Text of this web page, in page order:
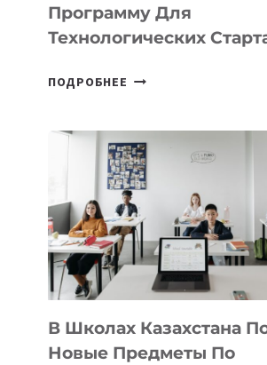
Программу Для
Технологических
ПОДРОБНЕЕ ОТКРЫТ
DEAL
VELOCITY
BY
MOST
—
МЕЖДУНАРОДНУЮ
ПРОГРАММУ
ДЛЯ
ТЕХНОЛОГИЧЕСКИХ
В Школах Казахстана
Новые Предметы По